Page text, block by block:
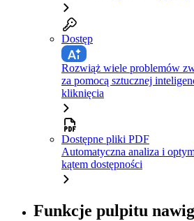
Dostęp
Rozwiąż wiele problemów
za pomocą sztucznej
kliknięcia
Dostępne pliki PDF
Automatyczna analiza i
kątem dostępności
Funkcje pulpitu